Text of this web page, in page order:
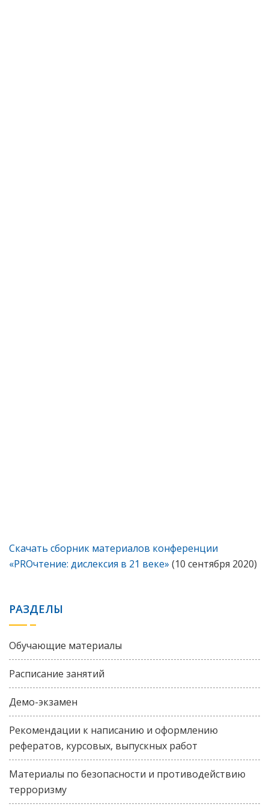
Скачать сборник материалов конференции
«PROчтение: дислексия в 21 веке» (10 сентября 2020)
РАЗДЕЛЫ
Обучающие материалы
Расписание занятий
Демо-экзамен
Рекомендации к написанию и оформлению
рефератов, курсовых, выпускных работ
Материалы по безопасности и противодействию
терроризму